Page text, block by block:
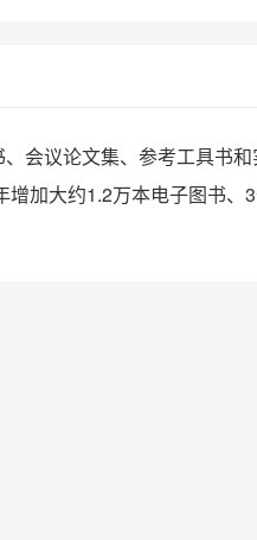
会议论文集、参考工具书
加大约1.2万本电子图书、